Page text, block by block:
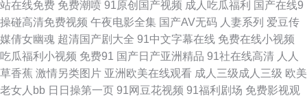
品 蜜桃视频官网 97在线精品视频 午夜影院伦理 国产精品一区在线懂色 91国
产品精 精品伦A片视频 东京热福利导航 久热这里都是精品19 啊v在线视频 精
品国产成人麻豆 色亚洲色天堂 91看黄淫大片 精品丰满熟妇人妻一区 九一制
站在线免费 免费潮喷 91原创国产视频 成人吃瓜福利 国产在线9
操碰高清免费视频 午夜电影全集 国产AV无码 人妻系列 爱豆传
媒倩女幽魂 超清国产剧大全 91中文字幕在线 免费在线小视频
吃瓜福利小视频 免费91 国产日产亚洲精品 91社在线高清 人人
草香蕉 激情另类图片 亚洲欧美在线观看 成人三级成人三级 欧美
老女人bb 日日操第一页 91网豆花视频 91福利剧场 免费影视观